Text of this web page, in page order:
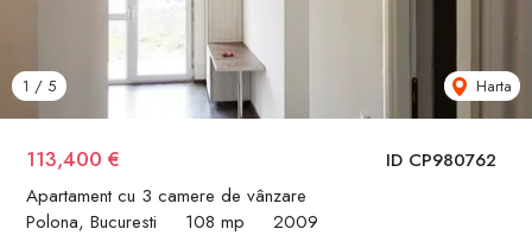
ID CP980762
113,400 €
Apartament cu 3 camere de vânzare
Polona, Bucuresti
108 mp 2009
1 / 5 Harta